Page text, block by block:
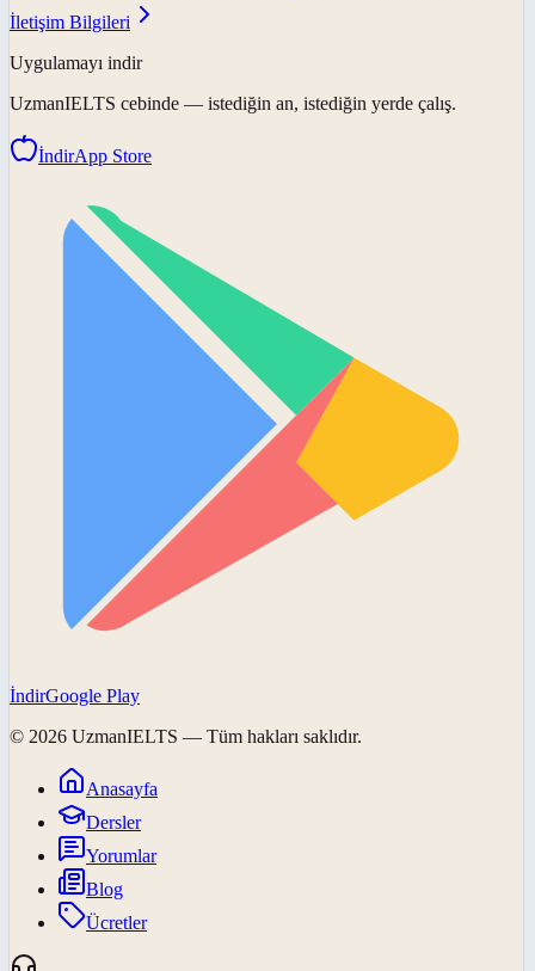
İletişim Bilgileri
Uygulamayı indir
UzmanIELTS cebinde — istediğin an, istediğin yerde çalış.
İndirApp Store
İndirGoogle Play
© 2026 UzmanIELTS — Tüm hakları saklıdır.
Anasayfa
Dersler
Yorumlar
Blog
Ücretler